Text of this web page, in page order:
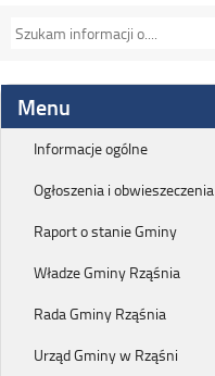
Menu
Informacje ogólne
Ogłoszenia i obwieszeczenia
Raport o stanie Gminy
Władze Gminy Rząśnia
Rada Gminy Rząśnia
Urząd Gminy w Rząśni